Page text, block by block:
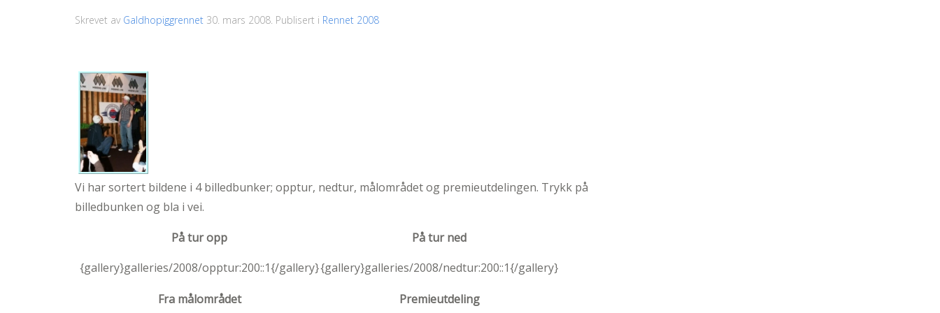
Skrevet av Galdhopiggrennet 30. mars 2008. Publisert i Rennet 2008
Vi har sortert bildene i 4 billedbunker; opptur, nedtur, målområdet og premieutdelingen. Trykk på
billedbunken og bla i vei.
På tur opp
{gallery}galleries/2008/opptur:200::1{/gallery}
På tur ned
{gallery}galleries/2008/nedtur:200::1{/gallery}
Fra målområdet Premieutdeling